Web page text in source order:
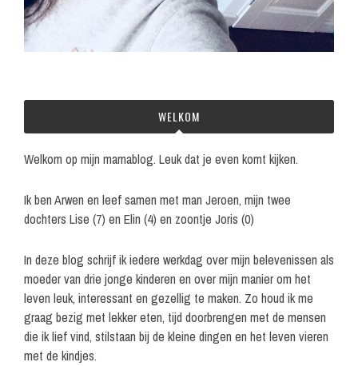
WELKOM
Welkom op mijn mamablog. Leuk dat je even komt kijken.
Ik ben Arwen en leef samen met man Jeroen, mijn twee
dochters Lise (7) en Elin (4) en zoontje Joris (0)
In deze blog schrijf ik iedere werkdag over mijn belevenissen als
moeder van drie jonge kinderen en over mijn manier om het
leven leuk, interessant en gezellig te maken. Zo houd ik me
graag bezig met lekker eten, tijd doorbrengen met de mensen
die ik lief vind, stilstaan bij de kleine dingen en het leven vieren
met de kindjes.